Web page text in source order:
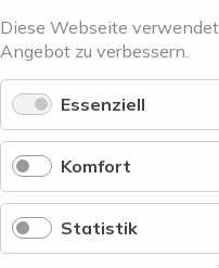
Diese Webseite
Angebot zu verbessern.
Essenziell
Komfort
Statistik